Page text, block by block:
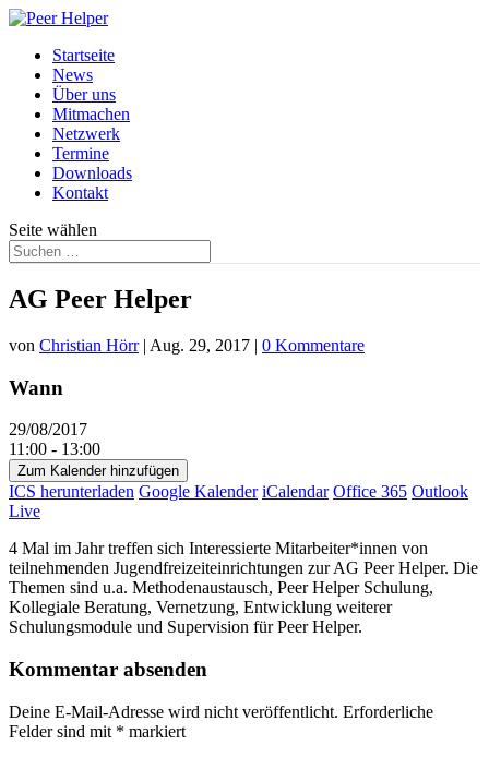
Startseite
News
Über uns
Mitmachen
Netzwerk
Termine
Downloads
Kontakt
Seite wählen
AG Peer Helper
von Christian Hörr| Aug. 29, 2017 | 0 Kommentare
Wann
29/08/2017
11:00 - 13:00
Zum Kalender hinzufügen
ICS herunterladen Google Kalender iCalendar Office 365 Outlook
Live
4 Mal im Jahr treffen sich Interessierte Mitarbeiter*innen von
teilnehmenden Jugendfreizeiteinrichtungen zur AG Peer Helper. Die
Themen sind u.a. Methodenaustausch, Peer Helper Schulung,
Kollegiale Beratung, Vernetzung, Entwicklung weiterer
Schulungsmodule und Supervision für Peer Helper.
Kommentar absenden
Deine E-Mail-Adresse wird nicht veröffentlicht. Erforderliche
Felder sind mit * markiert